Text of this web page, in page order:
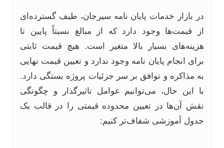
در بازار خدمات پایان نامه سیرجان، طیف گسترده‌ای
از قیمت‌ها وجود دارد که از مبالغ نسبتاً پایین تا
هزینه‌های بسیار بالا متغیر است. هیچ قیمت ثابتی
برای انجام پایان نامه وجود ندارد و تعیین قیمت نهایی
به مذاکره و توافق بر سر جزئیات پروژه بستگی دارد.
با این حال، می‌توانیم عوامل تاثیرگذار و چگونگی
نقش آن‌ها در تعیین محدوده قیمتی را در قالب یک
جدول آموزشی شفاف‌تر کنیم: